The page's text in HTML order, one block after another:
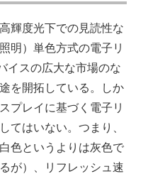
輝度光下での見読性な
明）単色方式の電子リ
イスの広大な市場のな
を開拓している。しか
プレイに基づく電子リ
てはいない。つまり、
色というよりは灰色で
が）、リフレッシュ速